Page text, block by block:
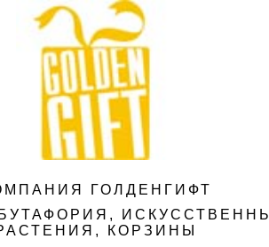
ГОЛДЕНГИФТ
КОРЗИНЫ